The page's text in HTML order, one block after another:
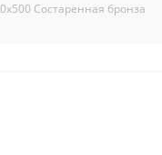
Состаренная бронза